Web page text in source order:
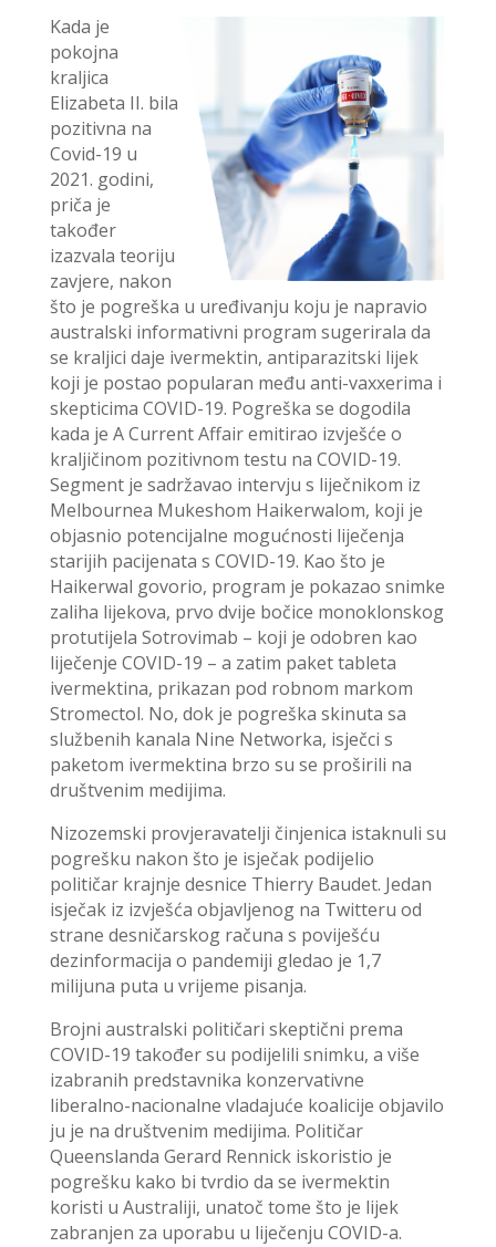
Kada je
pokojna
kraljica
Elizabeta II. bila
pozitivna na
Covid-19 u
2021. godini,
priča je
također
izazvala teoriju
zavjere, nakon
što je pogreška u uređivanju koju je napravio
australski informativni program sugerirala da
se kraljici daje ivermektin, antiparazitski lijek
koji je postao popularan među anti-vaxxerima i
skepticima COVID-19. Pogreška se dogodila
kada je A Current Affair emitirao izvješće o
kraljičinom pozitivnom testu na COVID-19.
Segment je sadržavao intervju s liječnikom iz
Melbournea Mukeshom Haikerwalom, koji je
objasnio potencijalne mogućnosti liječenja
starijih pacijenata s COVID-19. Kao što je
Haikerwal govorio, program je pokazao snimke
zaliha lijekova, prvo dvije bočice monoklonskog
protutijela Sotrovimab – koji je odobren kao
liječenje COVID-19 – a zatim paket tableta
ivermektina, prikazan pod robnom markom
Stromectol. No, dok je pogreška skinuta sa
službenih kanala Nine Networka, isječci s
paketom ivermektina brzo su se proširili na
društvenim medijima.
Nizozemski provjeravatelji činjenica istaknuli su
pogrešku nakon što je isječak podijelio
političar krajnje desnice Thierry Baudet. Jedan
isječak iz izvješća objavljenog na Twitteru od
strane desničarskog računa s poviješću
dezinformacija o pandemiji gledao je 1,7
milijuna puta u vrijeme pisanja.
Brojni australski političari skeptični prema
COVID-19 također su podijelili snimku, a više
izabranih predstavnika konzervativne
liberalno-nacionalne vladajuće koalicije objavilo
ju je na društvenim medijima. Političar
Queenslanda Gerard Rennick iskoristio je
pogrešku kako bi tvrdio da se ivermektin
koristi u Australiji, unatoč tome što je lijek
zabranjen za uporabu u liječenju COVID-a.